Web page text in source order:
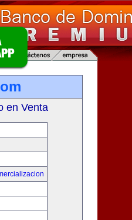
en Venta